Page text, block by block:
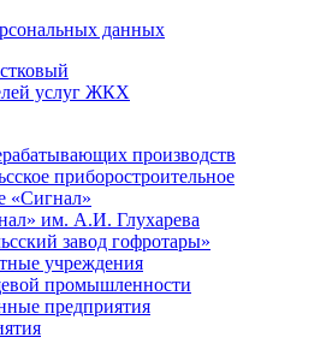
данных
производств
приборостроительное
«Сигнал»
им. А.И. Глухарева
завод гофротары»
учреждения
промышленности
предприятия